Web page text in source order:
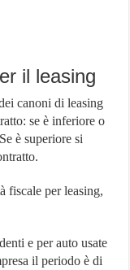
il leasing
canoni di leasing
se è inferiore o
è superiore si
fiscale per leasing,
e per auto usate
il periodo è di